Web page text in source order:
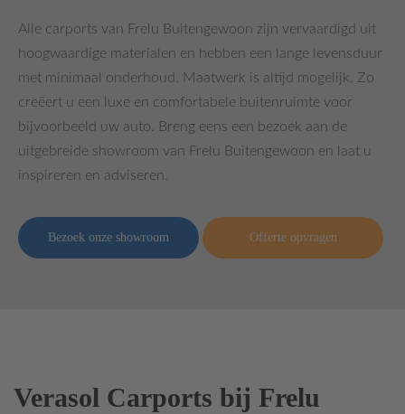
Alle carports van Frelu Buitengewoon zijn vervaardigd uit
hoogwaardige materialen en hebben een lange levensduur
met minimaal onderhoud. Maatwerk is altijd mogelijk. Zo
creëert u een luxe en comfortabele buitenruimte voor
bijvoorbeeld uw auto. Breng eens een bezoek aan de
uitgebreide showroom van Frelu Buitengewoon en laat u
inspireren en adviseren.
Bezoek onze showroom Offerte opvragen
Verasol Carports bij Frelu